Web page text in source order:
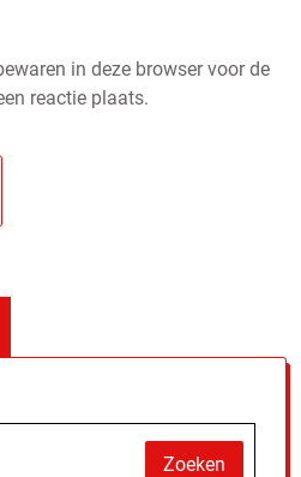
in deze browser voor de
reactie plaats.
Zoeken